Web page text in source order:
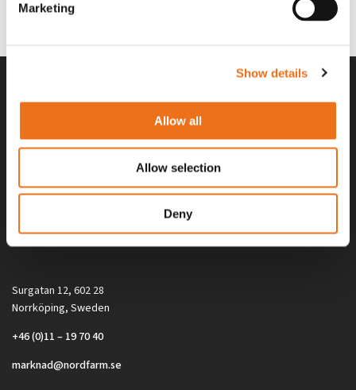
Marketing
Show details
Allow all
Allow selection
Deny
Alla priser på tillbehör och tillval gäller vid köp av ny maskin. Priserna
gäller inte vid köp av enskild produkt, till exempel
Surgatan 12, 602 28
Norrköping, Sweden
+46 (0)11 – 19 70 40
marknad@nordfarm.se